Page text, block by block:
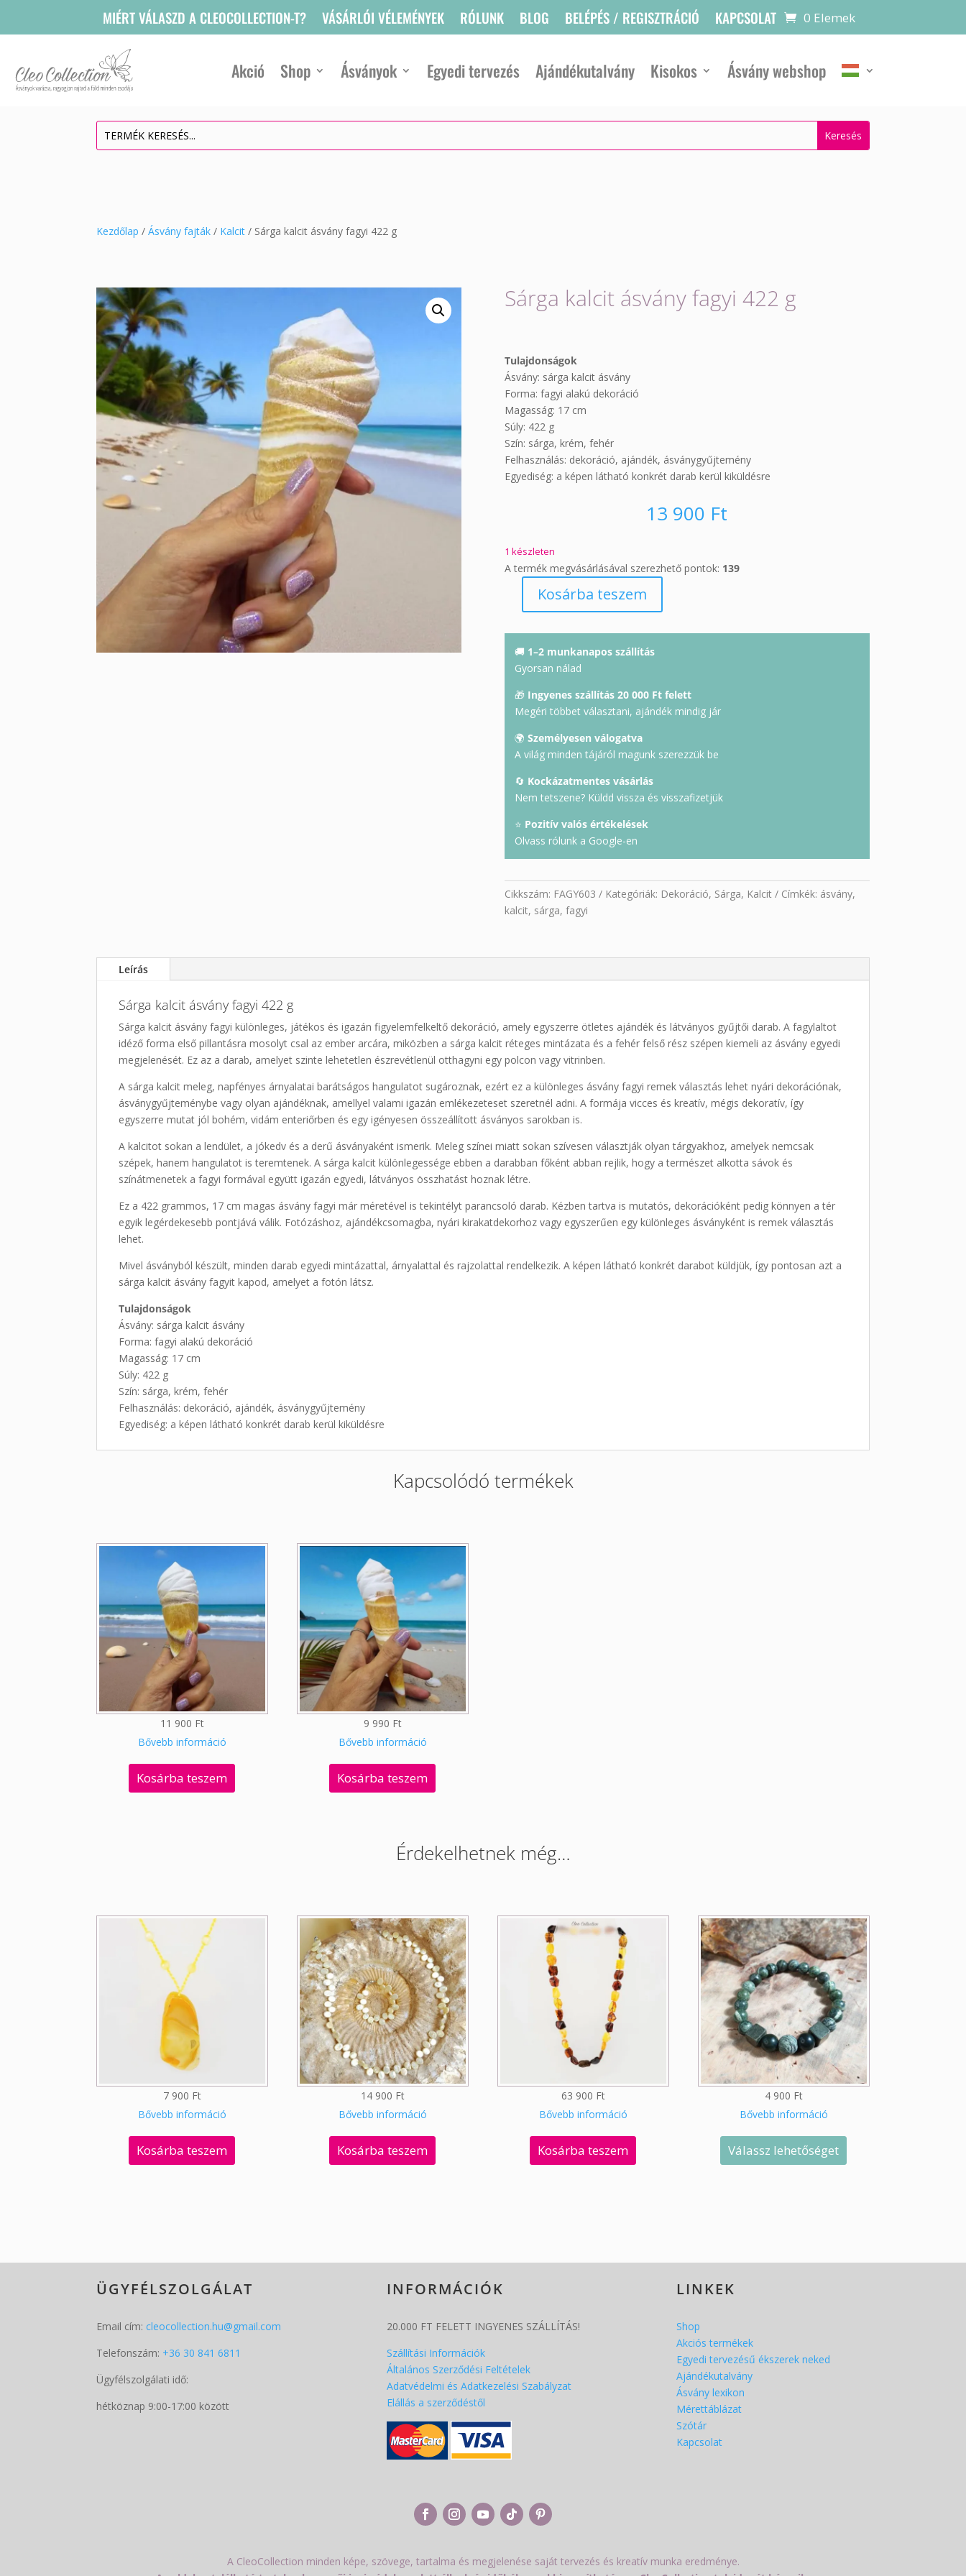
MIÉRT VÁLASZD A CLEOCOLLECTION-T? VÁSÁRLÓI VÉLEMÉNYEK RÓLUNK BLOG BELÉPÉS / REGISZTRÁCIÓ KAPCSOLAT 0 Elemek
Akció Shop Ásványok Egyedi tervezés Ajándékutalvány Kisokos Ásvány webshop
Kezdőlap /Ásvány fajták / Kalcit / Sárga kalcit ásvány fagyi 422 g
Sárga kalcit ásvány fagyi 422 g
Tulajdonságok
Ásvány: sárga kalcit ásvány
Forma: fagyi alakú dekoráció
Magasság: 17 cm
Súly: 422 g
Szín: sárga, krém, fehér
Felhasználás: dekoráció, ajándék, ásványgyűjtemény
Egyediség: a képen látható konkrét darab kerül kiküldésre
13 900 Ft
1 készleten
A termék megvásárlásával szerezhető pontok: 139
ásvány
fagyi
422
mennyiség
Kosárba teszem
🚚 1–2 munkanapos szállítás
Gyorsan nálad
🎁 Ingyenes szállítás 20 000 Ft felett
Megéri többet választani, ajándék mindig jár
🌍 Személyesen válogatva
A világ minden tájáról magunk szerezzük be
🔄 Kockázatmentes vásárlás
Nem tetszene? Küldd vissza és visszafizetjük
⭐ Pozitív valós értékelések
Olvass rólunk a Google-en
Cikkszám: FAGY603 Kategóriák: Dekoráció, Sárga, Kalcit Címkék: ásvány,
kalcit, sárga, fagyi
Leírás
Sárga kalcit ásvány fagyi 422 g
Sárga kalcit ásvány fagyi különleges, játékos és igazán figyelemfelkeltő dekoráció, amely egyszerre ötletes ajándék és látványos gyűjtői darab. A fagylaltot
idéző forma első pillantásra mosolyt csal az ember arcára, miközben a sárga kalcit réteges mintázata és a fehér felső rész szépen kiemeli az ásvány egyedi
megjelenését. Ez az a darab, amelyet szinte lehetetlen észrevétlenül otthagyni egy polcon vagy vitrinben.
A sárga kalcit meleg, napfényes árnyalatai barátságos hangulatot sugároznak, ezért ez a különleges ásvány fagyi remek választás lehet nyári dekorációnak,
ásványgyűjteménybe vagy olyan ajándéknak, amellyel valami igazán emlékezeteset szeretnél adni. A formája vicces és kreatív, mégis dekoratív, így
egyszerre mutat jól bohém, vidám enteriőrben és egy igényesen összeállított ásványos sarokban is.
A kalcitot sokan a lendület, a jókedv és a derű ásványaként ismerik. Meleg színei miatt sokan szívesen választják olyan tárgyakhoz, amelyek nemcsak
szépek, hanem hangulatot is teremtenek. A sárga kalcit különlegessége ebben a darabban főként abban rejlik, hogy a természet alkotta sávok és
színátmenetek a fagyi formával együtt igazán egyedi, látványos összhatást hoznak létre.
Ez a 422 grammos, 17 cm magas ásvány fagyi már méretével is tekintélyt parancsoló darab. Kézben tartva is mutatós, dekorációként pedig könnyen a tér
egyik legérdekesebb pontjává válik. Fotózáshoz, ajándékcsomagba, nyári kirakatdekorhoz vagy egyszerűen egy különleges ásványként is remek választás
lehet.
Mivel ásványból készült, minden darab egyedi mintázattal, árnyalattal és rajzolattal rendelkezik. A képen látható konkrét darabot küldjük, így pontosan azt a
sárga kalcit ásvány fagyit kapod, amelyet a fotón látsz.
Tulajdonságok
Ásvány: sárga kalcit ásvány
Forma: fagyi alakú dekoráció
Magasság: 17 cm
Súly: 422 g
Szín: sárga, krém, fehér
Felhasználás: dekoráció, ajándék, ásványgyűjtemény
Egyediség: a képen látható konkrét darab kerül kiküldésre
Kapcsolódó termékek
11 900 Ft
Bővebb információ
Kosárba teszem
9 990 Ft
Bővebb információ
Kosárba teszem
Érdekelhetnek még…
7 900 Ft
Bővebb információ
Kosárba teszem
14 900 Ft
Bővebb információ
Kosárba teszem
63 900 Ft
Bővebb információ
Kosárba teszem
4 900 Ft
Bővebb információ
Válassz lehetőséget
ÜGYFÉLSZOLGÁLAT
Email cím: cleocollection.hu@gmail.com
Telefonszám: +36 30 841 6811
Ügyfélszolgálati idő:
hétköznap 9:00-17:00 között
INFORMÁCIÓK
20.000 FT FELETT INGYENES SZÁLLÍTÁS!
Szállítási Információk
Általános Szerződési Feltételek
Adatvédelmi és Adatkezelési Szabályzat
Elállás a szerződéstől
LINKEK
Shop
Akciós termékek
Egyedi tervezésű ékszerek neked
Ajándékutalvány
Ásvány lexikon
Mérettáblázat
Szótár
Kapcsolat
A CleoCollection minden képe, szövege, tartalma és megjelenése saját tervezés és kreatív munka eredménye.